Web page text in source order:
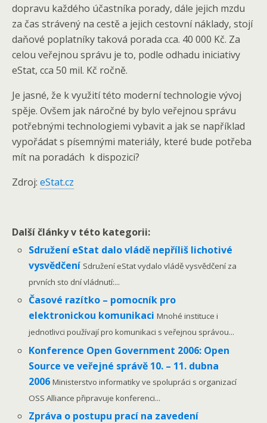
dopravu každého účastníka porady, dále jejich mzdu
za čas strávený na cestě a jejich cestovní náklady, stojí
daňové poplatníky taková porada cca. 40 000 Kč. Za
celou veřejnou správu je to, podle odhadu iniciativy
eStat, cca 50 mil. Kč ročně.
Je jasné, že k využití této moderní technologie vývoj
spěje. Ovšem jak náročné by bylo veřejnou správu
potřebnými technologiemi vybavit a jak se například
vypořádat s písemnými materiály, které bude potřeba
mít na poradách k dispozici?
Zdroj: eStat.cz
Další články v této kategorii:
Sdružení eStat dalo vládě nepříliš lichotivé
vysvědčení Sdružení eStat vydalo vládě vysvědčení za
prvních sto dní vládnutí:...
Časové razítko – pomocník pro
elektronickou komunikaciMnohé instituce i
jednotlivci používají pro komunikaci s veřejnou správou...
Konference Open Government 2006: Open
Source ve veřejné správě 10. – 11. dubna
2006Ministerstvo informatiky ve spolupráci s organizací
OSS Alliance připravuje konferenci...
Zpráva o postupu prací na zavedení